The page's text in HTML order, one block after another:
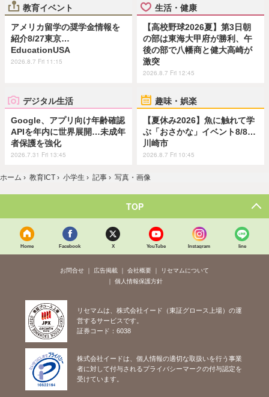
教育イベント
アメリカ留学の奨学金情報を
紹介8/27東京…
EducationUSA
2026.8.7 Fri 11:15
生活・健康
【高校野球2026夏】第3日朝
の部は東海大甲府が勝利、午
後の部で八幡商と健大高崎が
激突
2026.8.7 Fri 12:45
デジタル生活
Google、アプリ向け年齢確認
APIを年内に世界展開…未成年
者保護を強化
2026.7.31 Fri 13:45
趣味・娯楽
【夏休み2026】魚に触れて学
ぶ「おさかな」イベント8/8…
川崎市
2026.8.7 Fri 10:45
ホーム › 教育ICT › 小学生 › 記事 › 写真・画像
TOP
Home Facebook X YouTube Instagram line
お問合せ 広告掲載 会社概要
リセマムについて
個人情報保護方針
リセマムは、株式会社イード（東証グロース上場）の運
営するサービスです。
証券コード：6038
株式会社イードは、個人情報の適切な取扱いを行う事業
者に対して付与されるプライバシーマークの付与認定を
受けています。